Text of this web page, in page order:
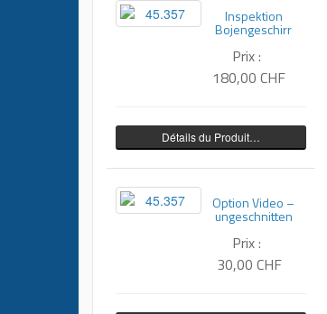
Inspektion
Bojengeschirr
Prix :
180,00 CHF
Détails du Produit…
Option Video –
ungeschnitten
Prix :
30,00 CHF